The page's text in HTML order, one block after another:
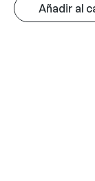
Añadir al